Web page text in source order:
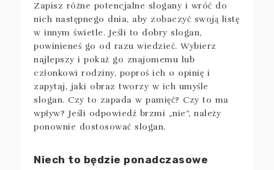
Zapisz różne potencjalne slogany i wróć do
nich następnego dnia, aby zobaczyć swoją listę
w innym świetle. Jeśli to dobry slogan,
powinieneś go od razu wiedzieć. Wybierz
najlepszy i pokaż go znajomemu lub
członkowi rodziny, poproś ich o opinię i
zapytaj, jaki obraz tworzy w ich umyśle
slogan. Czy to zapada w pamięć? Czy to ma
wpływ? Jeśli odpowiedź brzmi „nie”, należy
ponownie dostosować slogan.
Niech to będzie ponadczasowe